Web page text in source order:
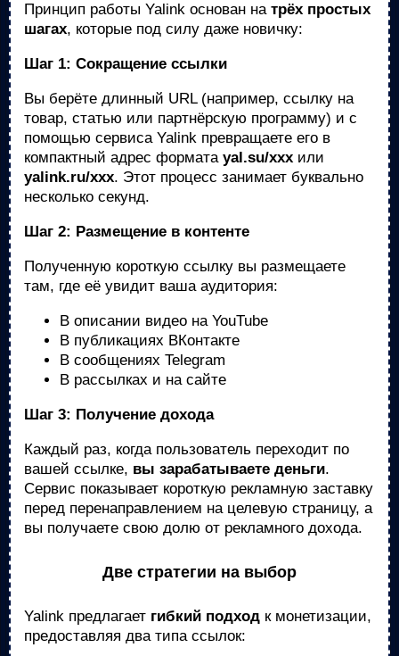
Принцип работы Yalink основан на трёх простых
шагах, которые под силу даже новичку:
Шаг 1: Сокращение ссылки
Вы берёте длинный URL (например, ссылку на
товар, статью или партнёрскую программу) и с
помощью сервиса Yalink превращаете его в
компактный адрес формата yal.su/xxx или
yalink.ru/xxx. Этот процесс занимает буквально
несколько секунд.
Шаг 2: Размещение в контенте
Полученную короткую ссылку вы размещаете
там, где её увидит ваша аудитория:
В описании видео на YouTube
В публикациях ВКонтакте
В сообщениях Telegram
В рассылках и на сайте
Шаг 3: Получение дохода
Каждый раз, когда пользователь переходит по
вашей ссылке, вы зарабатываете деньги.
Сервис показывает короткую рекламную заставку
перед перенаправлением на целевую страницу, а
вы получаете свою долю от рекламного дохода.
Две стратегии на выбор
Yalink предлагает гибкий подход к монетизации,
предоставляя два типа ссылок: